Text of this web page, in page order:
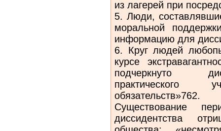
из лагерей при
5. Люди,
моральной
информацию для
6. Круг людей
курсе
подчеркнуто
практического
обязательств»762.
Существование
диссидентства